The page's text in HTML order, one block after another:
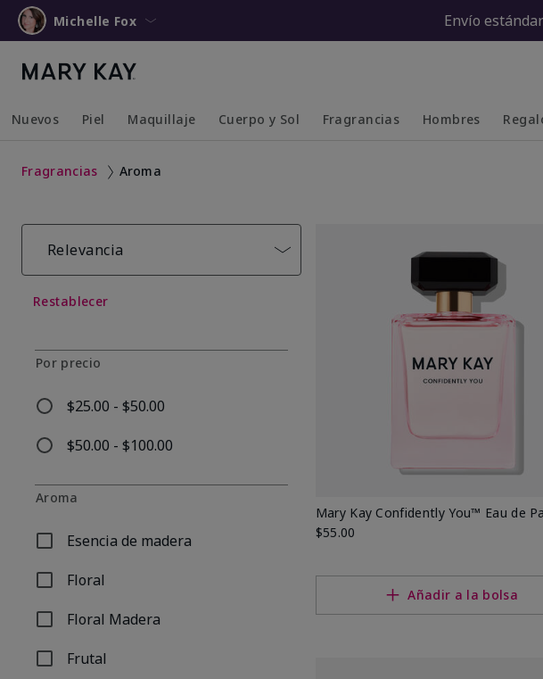
Michelle Fox Envío
Nuevos Piel Maquillaje Cuerpo y Sol Fragrancias Hombres
Fragrancias Aroma
Relevancia
Restablecer
Por precio
$25.00 - $50.00
Refinar por Por precio: $25.00 - $50.00
$50.00 - $100.00
Refinar por Por precio: $50.00 - $100.00
Aroma
Esencia de madera
Refinar por Aroma: Esencia de madera
Floral
Refinar por Aroma: Floral
Floral Madera
Refinar por Aroma: Floral Madera
Frutal
Refinar por Aroma: Frutal
Mary Kay Confidently You™ Eau de
$55.00
Añadir a la bolsa